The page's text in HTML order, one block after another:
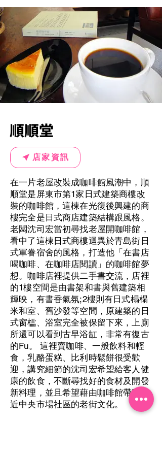
順順堂
店家資訊
在一片老屋改裝成咖啡館風潮中，順
順堂是屏東市第1家日式建築商樓改
裝的咖啡館，這棟在光復後興建的商
樓完全是日式商店建築結構跟風格。
老闆沈司宏當初尋找老屋開咖啡館，
看中了這棟日式商樓迴異於青島街日
式軍眷宿舍的風格，打造他「在書店
喝咖啡、在咖啡店閱讀」的咖啡館夢
想。咖啡店裡提供二手書交流，店裡
的1樓空間是由書架和書與舊建築相
輝映，有書香氣氛;2樓則有日式榻榻
米和室、舊沙發等空間，原建築的日
式窗櫺、浴室完全被保留下來，上廁
所還可以看到古早浴缸，非常有復古
的Fu。 這裡賣咖啡、一般飲料和輕
食，乳酪蛋糕、比利時鬆餅很受歡
迎，講究細節的沈司宏希望給客人健
康的飲食，不斷尋找好的食材及開發
新料理，並且希望藉由咖啡館帶動附
近中央市場社區的老街文化。